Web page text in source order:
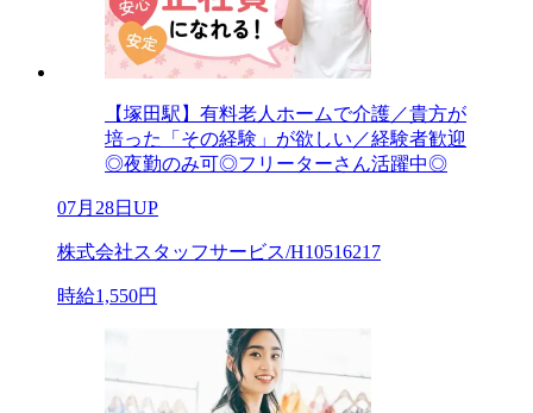
【塚田駅】有料老人ホームで介護／貴方が
培った「その経験」が欲しい／経験者歓迎
◎夜勤のみ可◎フリーターさん活躍中◎
07月28日UP
株式会社スタッフサービス/H10516217
時給1,550円